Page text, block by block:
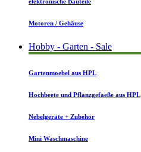
Motoren / Gehäuse
Hobby - Garten - Sale
Gartenmoebel aus HPL
Hochbeete und Pflanzgefaeße aus HPL
Nebelgeräte + Zubehör
Mini Waschmaschine